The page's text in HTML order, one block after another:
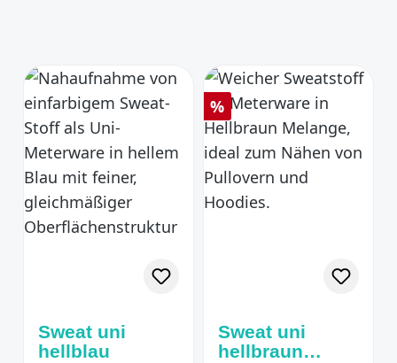
Sweat uni
hellblau
Rabatt
%
Sweat uni
hellbraun